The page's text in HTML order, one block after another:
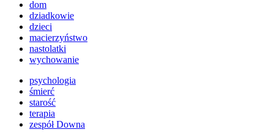
dom
dziadkowie
dzieci
macierzyństwo
nastolatki
wychowanie
psychologia
śmierć
starość
terapia
zespół Downa